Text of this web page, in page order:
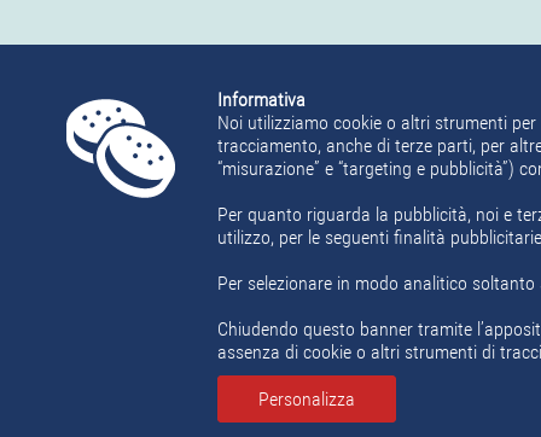
Informativa
Noi utilizziamo cookie o altri strumenti
tracciamento, anche di terze parti, per
“misurazione” e “targeting e pubblicità”)
Per quanto riguarda la pubblicità, noi e
utilizzo, per le seguenti finalità
Per selezionare in modo analitico soltanto
Chiudendo questo banner tramite
assenza di cookie o altri strumenti di
Personalizza